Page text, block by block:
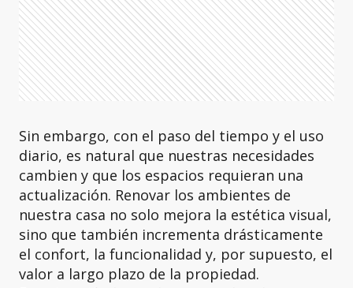
Sin embargo, con el paso del tiempo y el uso
diario, es natural que nuestras necesidades
cambien y que los espacios requieran una
actualización. Renovar los ambientes de
nuestra casa no solo mejora la estética visual,
sino que también incrementa drásticamente
el confort, la funcionalidad y, por supuesto, el
valor a largo plazo de la propiedad.